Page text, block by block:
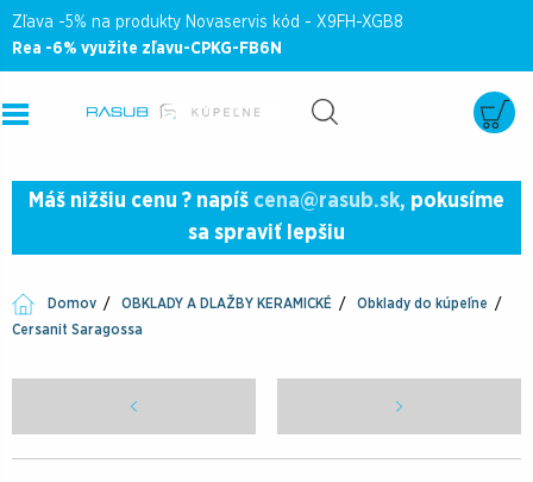
Zľava -5% na produkty Novaservis kód - X9FH-XGB8
Rea -6% využite zľavu-CPKG-FB6N
Máš nižšiu cenu ? napíš cena@rasub.sk, pokusíme
sa spraviť lepšiu
Domov OBKLADY A DLAŽBY KERAMICKÉ
Obklady do kúpeľne
Cersanit Saragossa